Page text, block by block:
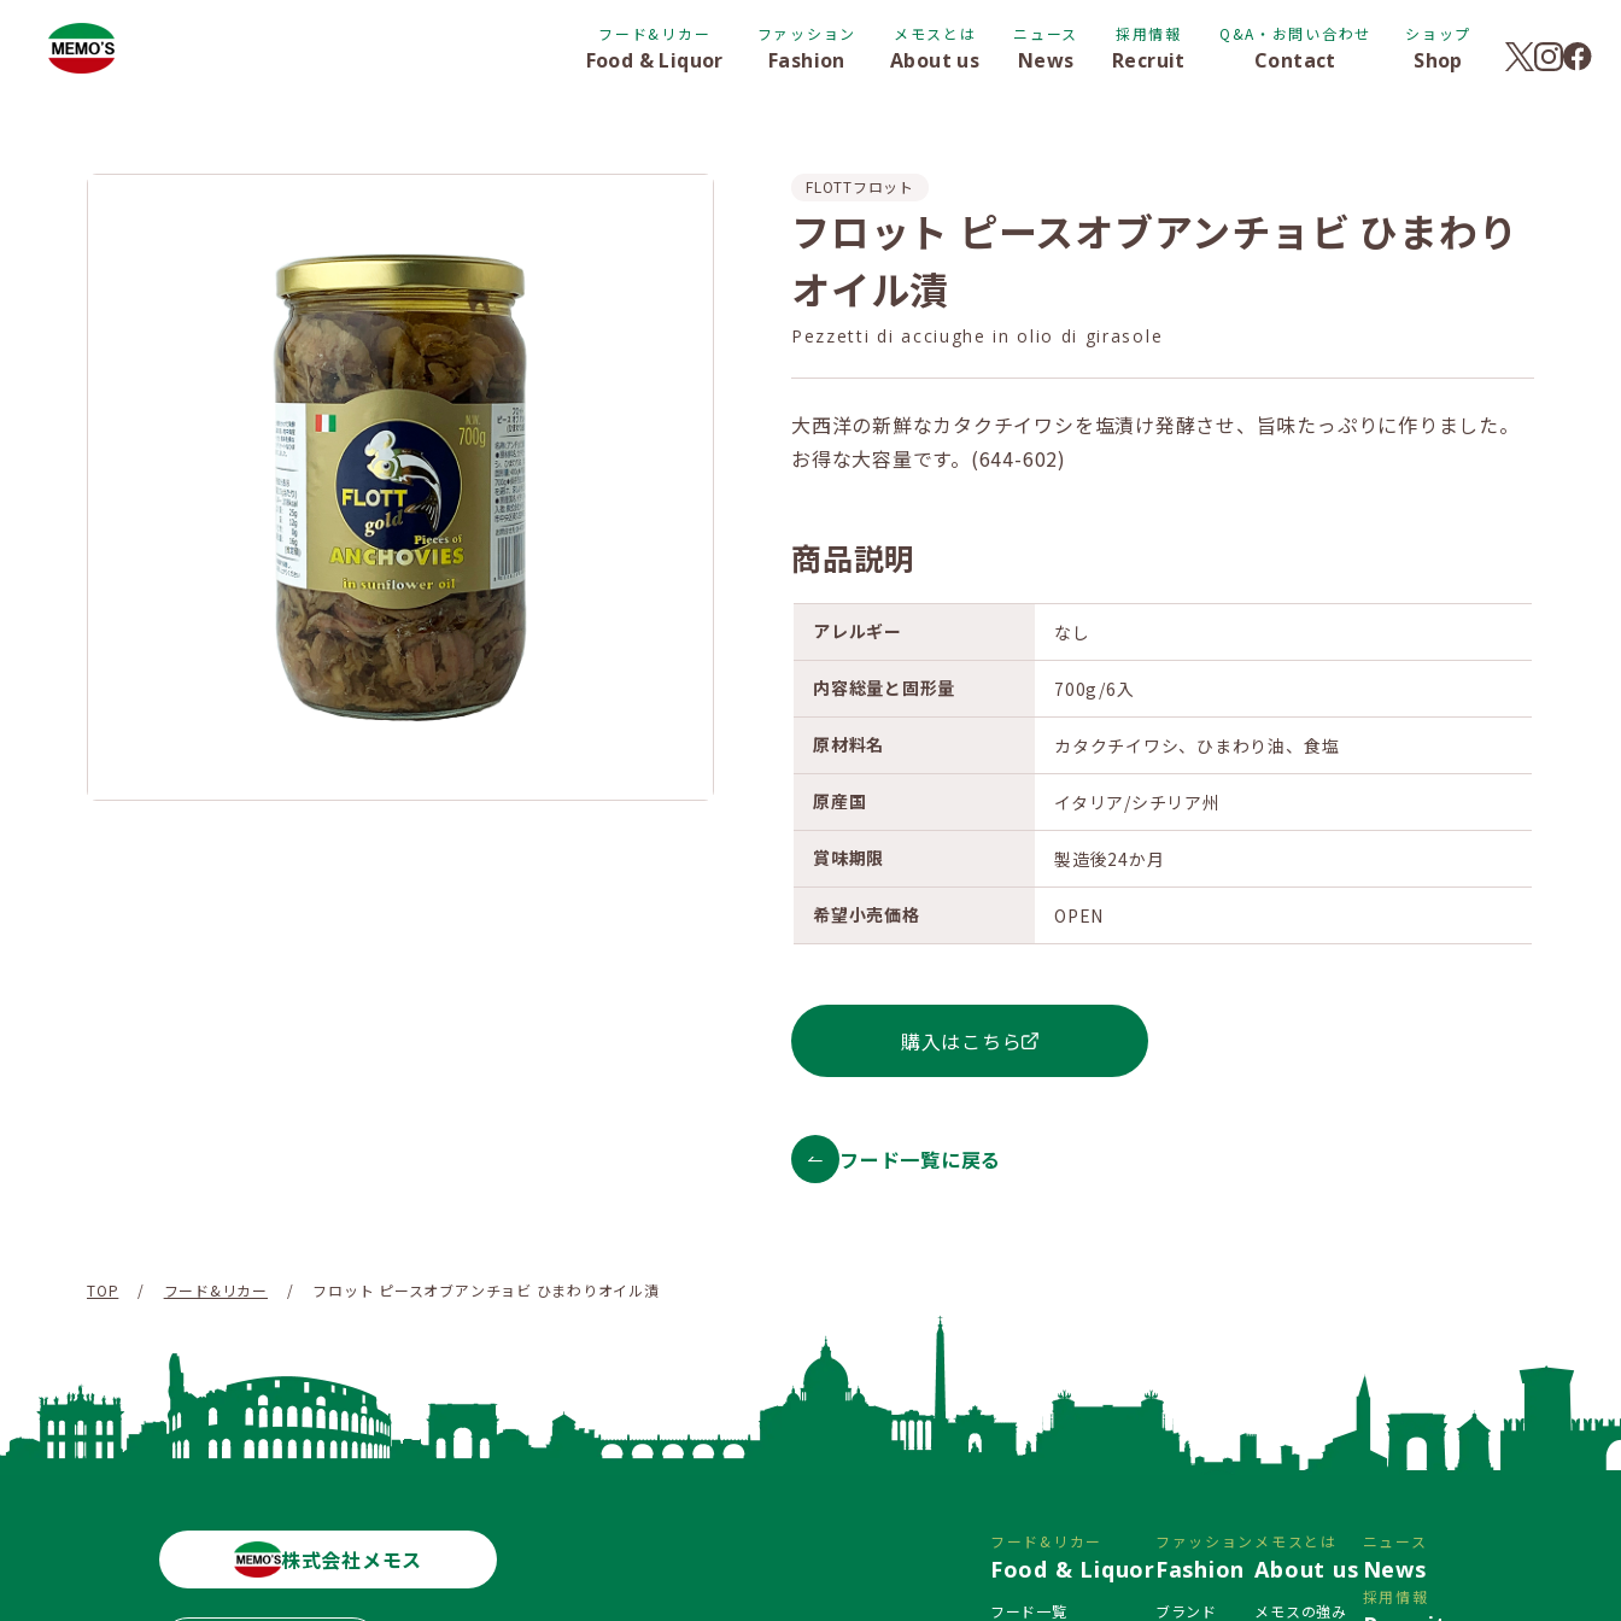
フード&リカー
Food & Liquor
ファッション
Fashion
メモスとは
About us
ニュース
News
採用情報
Recruit
Q&A・お問い合わせ
Contact
ショップ
Shop
FLOTTフロット
フロット ピースオブアンチョビ ひまわり
オイル漬
Pezzetti di acciughe in olio di girasole
大西洋の新鮮なカタクチイワシを塩漬け発酵させ、旨味たっぷりに作りました。
お得な大容量です。(644-602)
商品説明
アレルギー なし
内容総量と固形量 700g/6入
原材料名 カタクチイワシ、ひまわり油、食塩
原産国 イタリア/シチリア州
賞味期限 製造後24か月
希望小売価格 OPEN
購入はこちら
フード一覧に戻る
TOP / フード&リカー / フロット ピースオブアンチョビ ひまわりオイル漬
株式会社メモス
フード&リカー
Food & Liquor
フード一覧
ファッション
Fashion
ブランド
メモスとは
About us
メモスの強み
ニュース
News
採用情報